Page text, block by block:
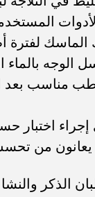
الماسك لفترة
الوجه بالماء
مناسب بعد
اختبار
من تحسس
الذكر